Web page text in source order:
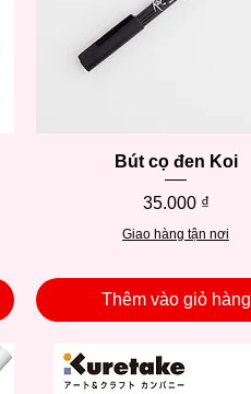
Xem nhanh
Bút cọ đen Koi
Giá
35.000 ₫
Giao hàng tận nơi
Thêm vào giỏ hàng